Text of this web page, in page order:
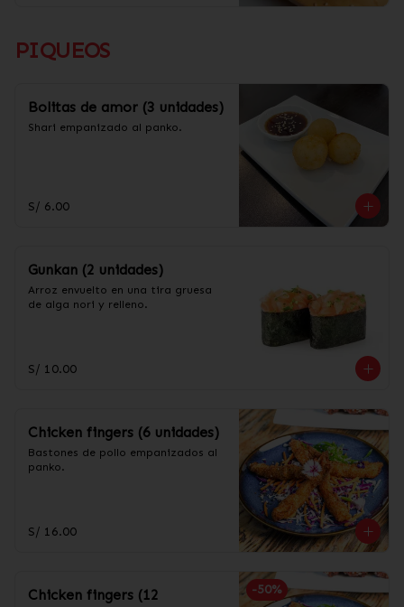
PIQUEOS
Bolitas de amor (3 unidades)
Shari empanizado al panko.
S/ 6.00
Gunkan (2 unidades)
Arroz envuelto en una tira gruesa
de alga nori y relleno.
S/ 10.00
Chicken fingers (6 unidades)
Bastones de pollo empanizados al
panko.
S/ 16.00
-50%
Chicken fingers (12